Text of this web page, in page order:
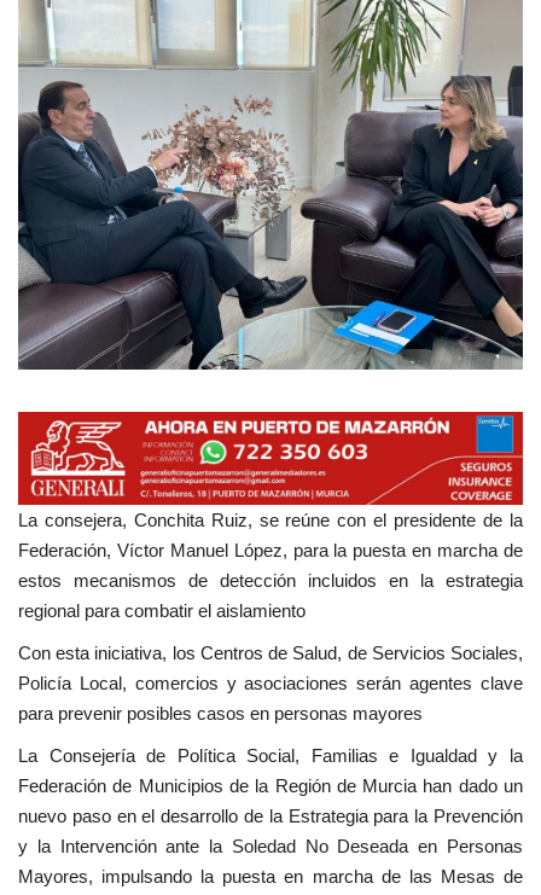
Reportajes
Empresas
Mapa de Mazarrón
Vídeos
Galerías
Contacto
La consejera, Conchita Ruiz, se reúne con el presidente de la
Federación, Víctor Manuel López, para la puesta en marcha de
estos mecanismos de detección incluidos en la estrategia
regional para combatir el aislamiento
Con esta iniciativa, los Centros de Salud, de Servicios Sociales,
Policía Local, comercios y asociaciones serán agentes clave
para prevenir posibles casos en personas mayores
La Consejería de Política Social, Familias e Igualdad y la
Federación de Municipios de la Región de Murcia han dado un
nuevo paso en el desarrollo de la Estrategia para la Prevención
y la Intervención ante la Soledad No Deseada en Personas
Mayores, impulsando la puesta en marcha de las Mesas de